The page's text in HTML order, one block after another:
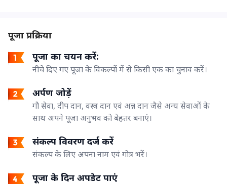
पूजा प्रक्रिया
पूजा का चयन करें:
नीचे दिए गए पूजा के विकल्पों में से किसी एक का चुनाव करें।
अर्पण जोड़ें
गौ सेवा, दीप दान, वस्त्र दान एवं अन्न दान जैसे अन्य सेवाओं के
साथ अपने पूजा अनुभव को बेहतर बनाएं।
संकल्प विवरण दर्ज करें
संकल्प के लिए अपना नाम एवं गोत्र भरें।
पूजा के दिन अपडेट पाएं